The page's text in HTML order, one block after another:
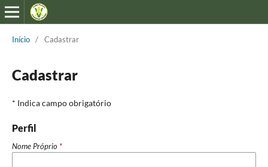
Início / Cadastrar
Cadastrar
* Indica campo obrigatório
Perfil
Nome Próprio *